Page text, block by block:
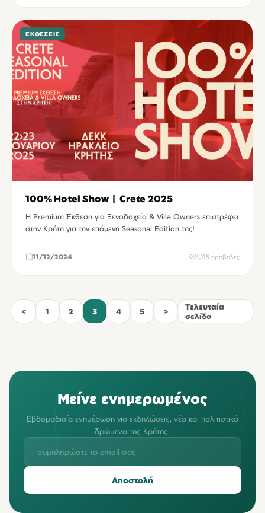
ΕΚΘΈΣΕΙΣ
100% Hotel Show | Crete 2025
H Premium Έκθεση για Ξενοδοχεία & Villa Owners επιστρέφει
στην Κρήτη για την επόμενη Seasonal Edition της!
11/12/2024 1,115 προβολές
< 1 2 3 4 5 >
Τελευταία
σελίδα
Μείνε ενημερωμένος
Εβδομαδιαία ενημέρωση για εκδηλώσεις, νέα και πολιτιστικά
δρώμενα της Κρήτης.
Αποστολή